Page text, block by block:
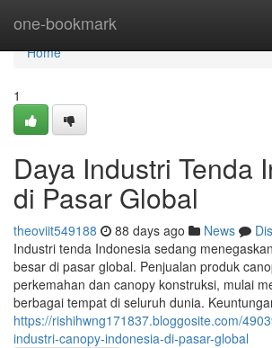
one-bookmark
Home
Home
1
Daya Industri Tenda
di Pasar Global
theoviit549188 88 days ago News
Industri tenda Indonesia sedang
besar di pasar global. Penjualan produk
perkemahan dan canopy konstruksi, mulai
berbagai tempat di seluruh dunia.
https://rishihwng171837.bloggosite.com/
industri-canopy-indonesia-di-pasar-global